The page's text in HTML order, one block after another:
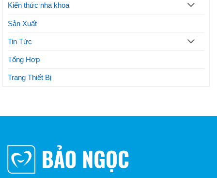
Kiến thức nha khoa
Sản Xuất
Tin Tức
Tổng Hợp
Trang Thiết Bị